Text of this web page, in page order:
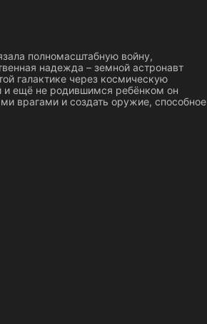
полномасштабную войну,
надежда – земной астронавт
галактике через космическую
и ещё не родившимся ребёнком он
врагами и создать оружие, способное